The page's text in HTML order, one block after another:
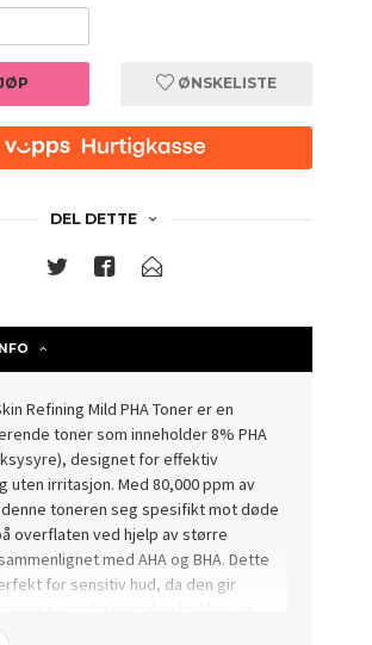
ØNSKELISTE
DEL DETTE
Refining Mild PHA Toner er en
toner som inneholder 8% PHA
designet for effektiv
uten irritasjon. Med 80,000 ppm av
toneren seg spesifikt mot døde
overflaten ved hjelp av større
med AHA og BHA. Dette
for sensitiv hud, da den gir
en dewy, hydrert teint.